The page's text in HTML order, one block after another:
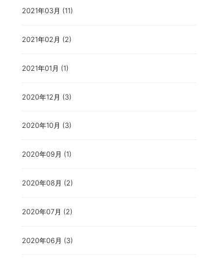
2021年03月 (11)
2021年02月 (2)
2021年01月 (1)
2020年12月 (3)
2020年10月 (3)
2020年09月 (1)
2020年08月 (2)
2020年07月 (2)
2020年06月 (3)